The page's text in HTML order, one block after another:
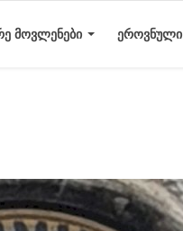
ᲛᲝᲕᲚᲔᲜᲔᲑᲘ ᲔᲠᲝᲕᲜᲣᲚᲘ